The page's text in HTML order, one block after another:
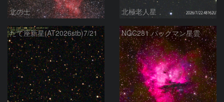
北の士 北極老人星
たて座新星(AT2026stb)7/21 NGC281 パックマン星雲